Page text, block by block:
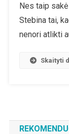
Nes taip
Stebina tai,
nenori atlikti
Skaityti